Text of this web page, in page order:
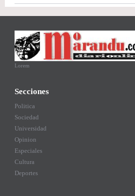
Lorem
Secciones
Politica
Sociedad
Universidad
Opinion
Especiales
Cultura
Deportes